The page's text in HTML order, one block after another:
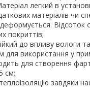
легкий в
матеріалів чи
Відсоток
покриттів;
до впливу вологи
використання у
для створення
см;
завдяки